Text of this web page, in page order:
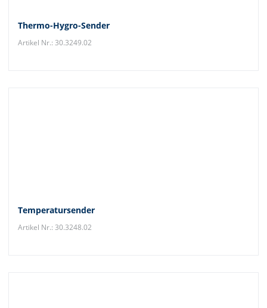
Thermo-Hygro-Sender
Artikel Nr.: 30.3249.02
Temperatursender
Artikel Nr.: 30.3248.02